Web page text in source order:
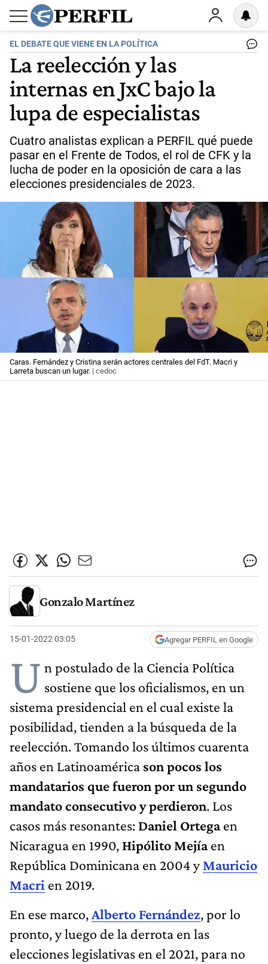
EL DEBATE QUE VIENE EN LA POLÍTICA
La reelección y las
internas en JxC bajo la
lupa de especialistas
Cuatro analistas explican a PERFIL qué puede
pasar en el Frente de Todos, el rol de CFK y la
lucha de poder en la oposición de cara a las
elecciones presidenciales de 2023.
Caras. Fernández y Cristina serán actores centrales del FdT. Macri y
Larreta buscan un lugar. | cedoc
Gonzalo Martínez
15-01-2022 03:05 Agregar PERFIL en Google
U n postulado de la Ciencia Política
sostiene que los oficialismos, en un
sistema presidencial en el cual existe la
posibilidad, tienden a la búsqueda de la
reelección. Tomando los últimos cuarenta
años en Latinoamérica son pocos los
mandatarios que fueron por un segundo
mandato consecutivo y perdieron. Los
casos más resonantes: Daniel Ortegaen
Nicaragua en 1990, Hipólito Mejíaen
República Dominicana en 2004 y Mauricio
Macri en 2019.
En ese marco,Alberto Fernández, por lo
pronto, y luego de la derrota en las
elecciones legislativas en el 2021, para no